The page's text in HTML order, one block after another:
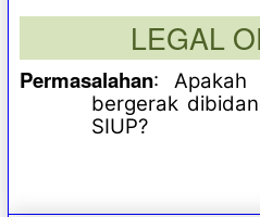
LEGAL
Permasalahan: Apakah
bergerak
SIUP?